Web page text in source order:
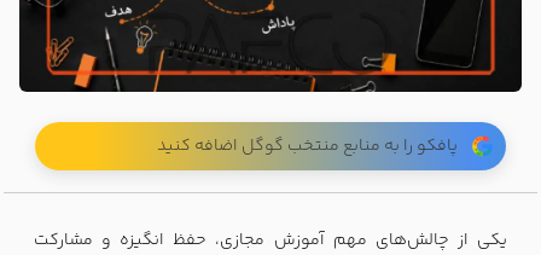
پافکو را به منابع منتخب گوگل اضافه کنید
یکی از چالش‌های مهم آموزش مجازی، حفظ انگیزه و مشارکت